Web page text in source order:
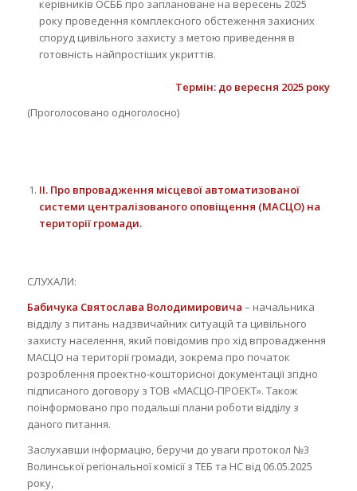
керівників ОСББ про заплановане на вересень 2025
року проведення комплексного обстеження захисних
споруд цивільного захисту з метою приведення в
готовність найпростіших укриттів.
Термін: до вересня 2025 року
(Проголосовано одноголосно)
II. Про впровадження місцевої автоматизованої
системи централізованого оповіщення (МАСЦО) на
території громади.
СЛУХАЛИ:
Бабичука Святослава Володимировича – начальника
відділу з питань надзвичайних ситуацій та цивільного
захисту населення, який повідомив про хід впровадження
МАСЦО на території громади, зокрема про початок
розроблення проектно-кошторисної документації згідно
підписаного договору з ТОВ «МАСЦО-ПРОЕКТ». Також
поінформовано про подальші плани роботи відділу з
даного питання.
Заслухавши інформацію, беручи до уваги протокол №3
Волинської регіональної комісії з ТЕБ та НС від 06.05.2025
року,